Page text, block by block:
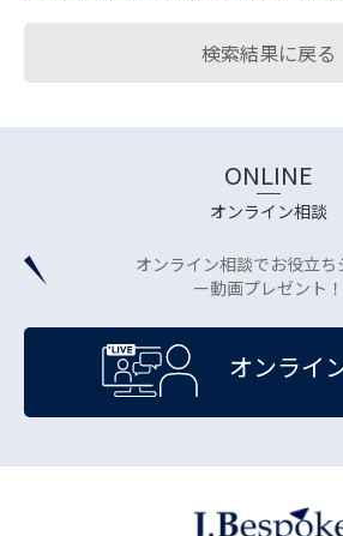
検索結果に戻る
ONLINE
オンライン相談
オンライン相談でお役立ち
ー動画プレゼント！
オンライ